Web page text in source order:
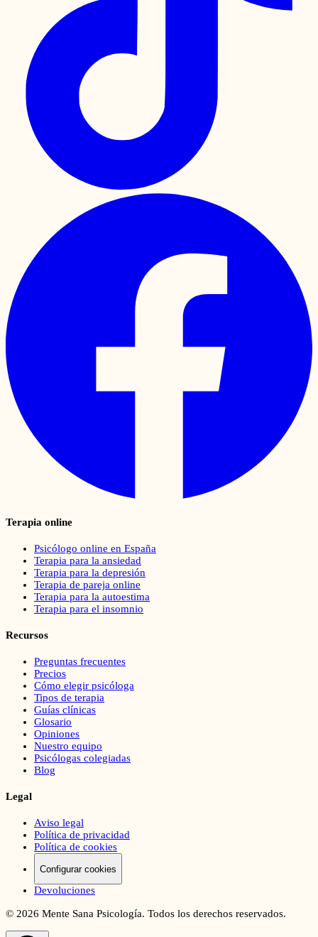
Terapia online
Psicólogo online en España
Terapia para la ansiedad
Terapia para la depresión
Terapia de pareja online
Terapia para la autoestima
Terapia para el insomnio
Recursos
Preguntas frecuentes
Precios
Cómo elegir psicóloga
Tipos de terapia
Guías clínicas
Glosario
Opiniones
Nuestro equipo
Psicólogas colegiadas
Blog
Legal
Aviso legal
Política de privacidad
Política de cookies
Configurar cookies
Devoluciones
© 2026 Mente Sana Psicología. Todos los derechos reservados.